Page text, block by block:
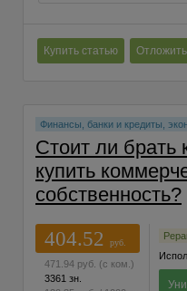
Купить статью
Финансы, банки и кредиты,
Стоит ли брать
купить
собственность?
404.52
руб.
471.94 руб. (с ком.)
3361 зн.